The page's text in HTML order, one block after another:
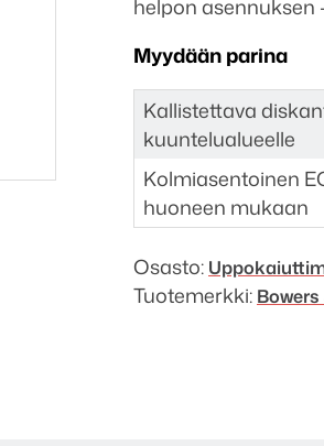
helpon
Myydään parina
Kallistettava
kuuntelualueelle
Kolmiasentoinen
huoneen mukaan
Osasto:
Tuotemerkki: